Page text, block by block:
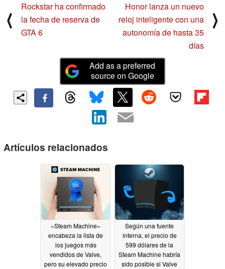
⟨
Rockstar ha confirmado
la fecha de reserva de
GTA 6
Honor lanza un nuevo
reloj inteligente con una
autonomía de hasta 35
días
⟩
Add as a preferred
source on Google
Artículos relacionados
«Steam Machine»
encabeza la lista de
los juegos más
vendidos de Valve,
pero su elevado precio
Según una fuente
interna, el precio de
599 dólares de la
Steam Machine habría
sido posible si Valve